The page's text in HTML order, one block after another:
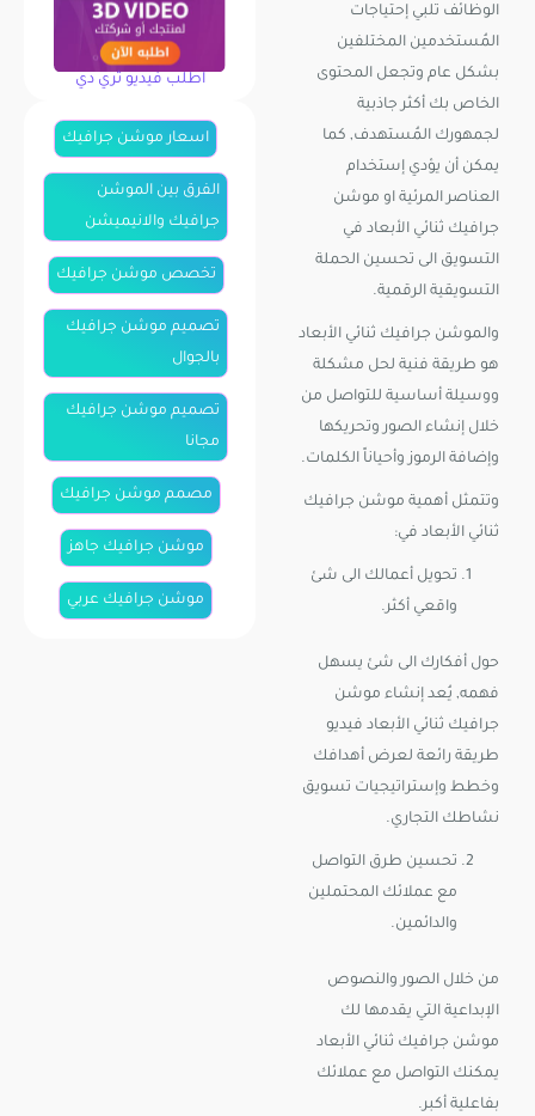
الوظائف تلبي إحتياجات
المُستخدمين المختلفين
بشكل عام وتجعل المحتوى
الخاص بك أكثر جاذبية
لجمهورك المُستهدف, كما
يمكن أن يؤدي إستخدام
العناصر المرئية او موشن
جرافيك ثنائي الأبعاد في
التسويق الى تحسين الحملة
التسويقية الرقمية.
والموشن جرافيك ثنائي الأبعاد
هو طريقة فنية لحل مشكلة
ووسيلة أساسية للتواصل من
خلال إنشاء الصور وتحريكها
وإضافة الرموز وأحياناً الكلمات.
وتتمثل أهمية موشن جرافيك
ثنائي الأبعاد في:
تحويل أعمالك الى شئ
واقعي أكثر.
حول أفكارك الى شئ يسهل
فهمه, يُعد إنشاء موشن
جرافيك ثنائي الأبعاد فيديو
طريقة رائعة لعرض أهدافك
وخطط وإستراتيجيات تسويق
نشاطك التجاري.
تحسين طرق التواصل
مع عملائك المحتملين
والدائمين.
من خلال الصور والنصوص
الإبداعية التي يقدمها لك
موشن جرافيك ثنائي الأبعاد
يمكنك التواصل مع عملائك
بفاعلية أكبر.
اطلب فيديو ثري دي
اسعار موشن جرافيك
الفرق بين الموشن
جرافيك والانيميشن
تخصص موشن جرافيك
تصميم موشن جرافيك
بالجوال
تصميم موشن جرافيك
مجانا
مصمم موشن جرافيك
موشن جرافيك جاهز
موشن جرافيك عربي